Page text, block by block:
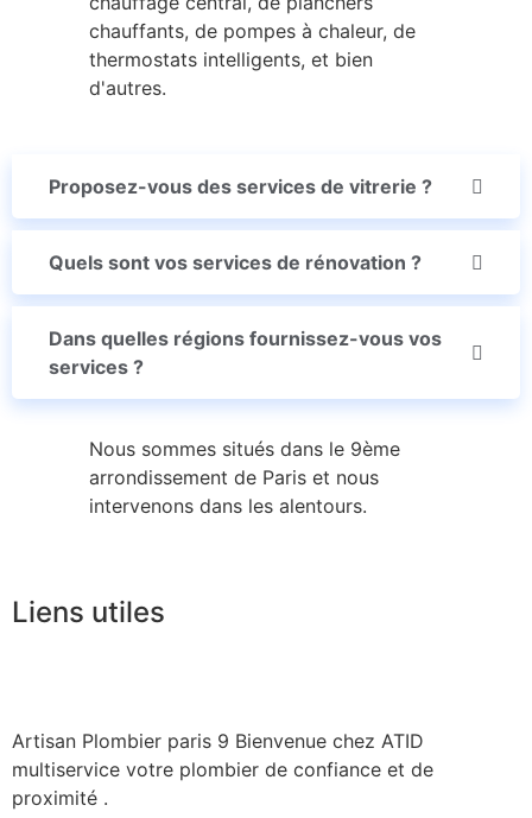
chauffants, de pompes à chaleur, de
thermostats intelligents, et bien
d'autres.
Proposez-vous des services de vitrerie ?
Quels sont vos services de rénovation ?
Dans quelles régions fournissez-vous vos
services ?
Nous sommes situés dans le 9ème
arrondissement de Paris et nous
intervenons dans les alentours.
Liens utiles
Artisan Plombier paris 9 Bienvenue chez ATID
multiservice votre plombier de confiance et de
proximité .